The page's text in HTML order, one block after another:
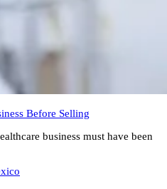
Before Selling
business must have been